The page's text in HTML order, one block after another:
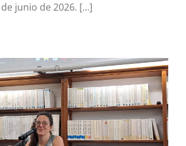
junio de 2026. [...]